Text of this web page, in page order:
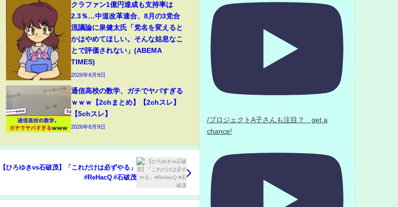
クラファン1億円達成も支持率は
2.3％…中道改革連合、8月の3党合
流議論に泉健太氏「党名を変えると
かはやめてほしい。そんな姑息なこ
とで評価されない」(ABEMA
TIMES)
2026年8月9日
通信高校の数学、ガチでヤバすぎる
ｗｗｗ【2chまとめ】【2chスレ】
【5chスレ】
2026年8月9日
【ひろゆきvs石破茂】「これだけは必ずやる」
#ReHacQ #石破茂
/プロジェクトA子さんも注目？ get a
chance!